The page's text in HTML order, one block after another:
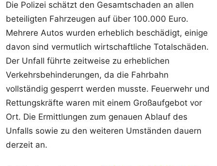
Die Polizei schätzt den Gesamtschaden an allen
beteiligten Fahrzeugen auf über 100.000 Euro.
Mehrere Autos wurden erheblich beschädigt, einige
davon sind vermutlich wirtschaftliche Totalschäden.
Der Unfall führte zeitweise zu erheblichen
Verkehrsbehinderungen, da die Fahrbahn
vollständig gesperrt werden musste. Feuerwehr und
Rettungskräfte waren mit einem Großaufgebot vor
Ort. Die Ermittlungen zum genauen Ablauf des
Unfalls sowie zu den weiteren Umständen dauern
derzeit an.